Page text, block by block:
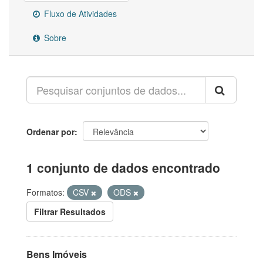
Fluxo de Atividades
Sobre
Ordenar por
1 conjunto de dados encontrado
Formatos: CSV
ODS
Filtrar Resultados
Bens Imóveis